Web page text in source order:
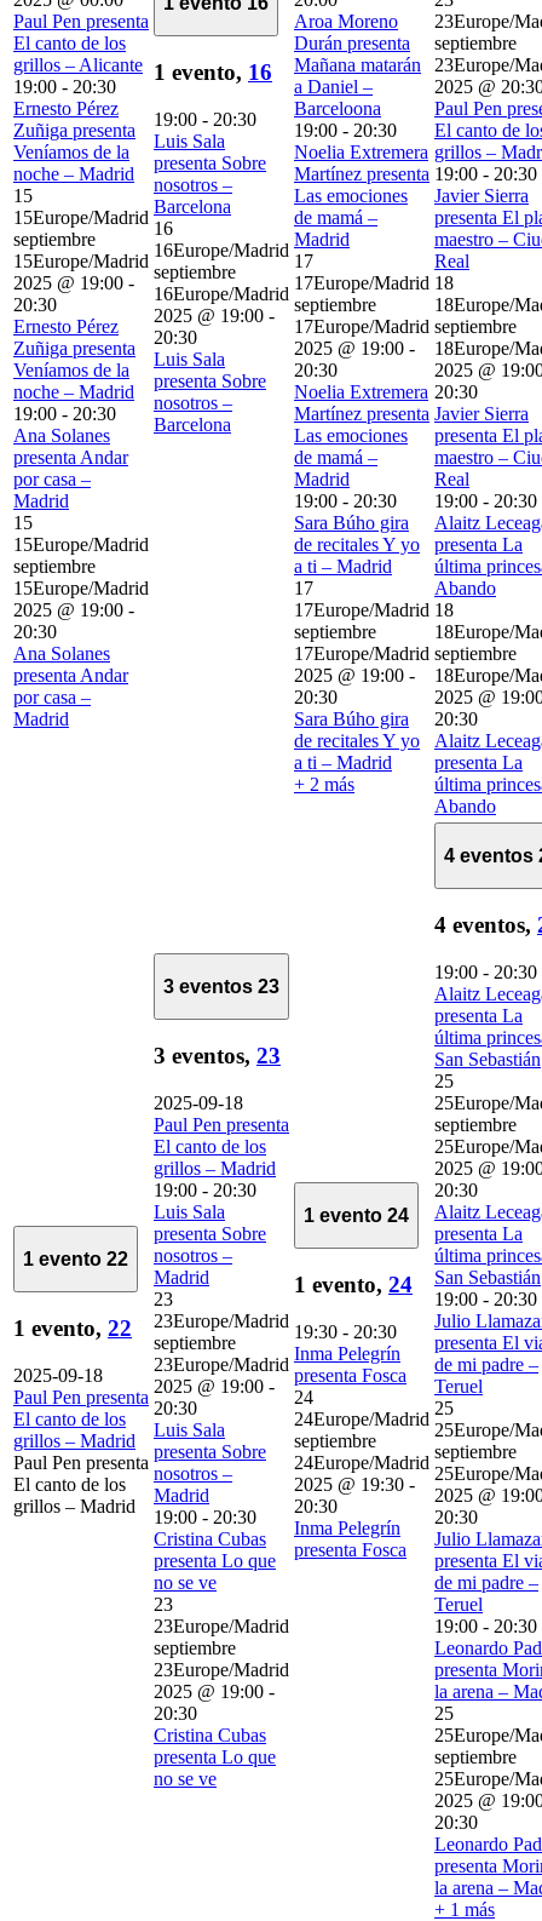
Paul Pen presenta
El canto de los
grillos – Alicante
19:00 - 20:30
Ernesto Pérez
Zuñiga presenta
Veníamos de la
noche – Madrid
15
15Europe/Madrid
septiembre
15Europe/Madrid
2025 @ 19:00 -
20:30
Ernesto Pérez
Zuñiga presenta
Veníamos de la
noche – Madrid
19:00 - 20:30
Ana Solanes
presenta Andar
por casa –
Madrid
15
15Europe/Madrid
septiembre
15Europe/Madrid
2025 @ 19:00 -
20:30
Ana Solanes
presenta Andar
por casa –
Madrid
1 evento, 16
19:00 - 20:30
Luis Sala
presenta Sobre
nosotros –
Barcelona
16
16Europe/Madrid
septiembre
16Europe/Madrid
2025 @ 19:00 -
20:30
Luis Sala
presenta Sobre
nosotros –
Barcelona
Aroa Moreno
Durán presenta
Mañana matarán
a Daniel –
Barceloona
19:00 - 20:30
Noelia Extremera
Martínez presenta
Las emociones
de mamá –
Madrid
17
17Europe/Madrid
septiembre
17Europe/Madrid
2025 @ 19:00 -
20:30
Noelia Extremera
Martínez presenta
Las emociones
de mamá –
Madrid
19:00 - 20:30
Sara Búho gira
de recitales Y yo
a ti – Madrid
17
17Europe/Madrid
septiembre
17Europe/Madrid
2025 @ 19:00 -
20:30
Sara Búho gira
de recitales Y yo
a ti – Madrid
+ 2 más
23Europe/
septiembre
23Europe/
2025 @
Paul Pen
El canto de
grillos –
19:00 - 20:30
Javier Sierra
presenta El
maestro –
Real
18
18Europe/
septiembre
18Europe/
2025 @
20:30
Javier Sierra
presenta El
maestro –
Real
19:00 - 20:30
Alaitz
presenta La
última
Abando
18
18Europe/
septiembre
18Europe/
2025 @
20:30
Alaitz
presenta La
última
Abando
1 evento 22
1 evento, 22
2025-09-18
Paul Pen presenta
El canto de los
grillos – Madrid
Paul Pen presenta
El canto de los
grillos – Madrid
3 eventos 23
3 eventos, 23
2025-09-18
Paul Pen presenta
El canto de los
grillos – Madrid
19:00 - 20:30
Luis Sala
presenta Sobre
nosotros –
Madrid
23
23Europe/Madrid
septiembre
23Europe/Madrid
2025 @ 19:00 -
20:30
Luis Sala
presenta Sobre
nosotros –
Madrid
19:00 - 20:30
Cristina Cubas
presenta Lo que
no se ve
23
23Europe/Madrid
septiembre
23Europe/Madrid
2025 @ 19:00 -
20:30
Cristina Cubas
presenta Lo que
no se ve
1 evento 24
1 evento, 24
19:30 - 20:30
Inma Pelegrín
presenta Fosca
24
24Europe/Madrid
septiembre
24Europe/Madrid
2025 @ 19:30 -
20:30
Inma Pelegrín
presenta Fosca
4 eventos
4 eventos,
19:00 - 20:30
Alaitz
presenta La
última
San Sebastián
25
25Europe/
septiembre
25Europe/
2025 @
20:30
Alaitz
presenta La
última
San Sebastián
19:00 - 20:30
Julio
presenta El
de mi padre –
Teruel
25
25Europe/
septiembre
25Europe/
2025 @
20:30
Julio
presenta El
de mi padre –
Teruel
19:00 - 20:30
Leonardo
presenta
la arena –
25
25Europe/
septiembre
25Europe/
2025 @
20:30
Leonardo
presenta
la arena –
+ 1 más